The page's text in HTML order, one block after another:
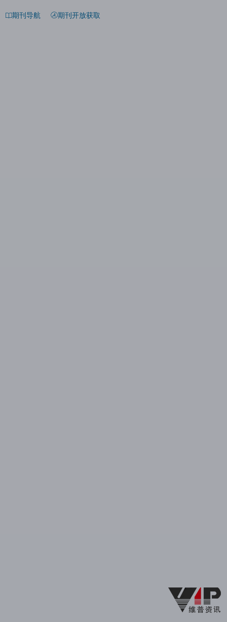
期刊导航 期刊开放获取